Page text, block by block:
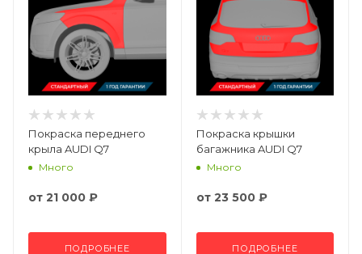
Покраска переднего
крыла AUDI Q7
Много
от 21 000 ₽
ПОДРОБНЕЕ
Покраска крышки
багажника AUDI Q7
Много
от 23 500 ₽
ПОДРОБНЕЕ